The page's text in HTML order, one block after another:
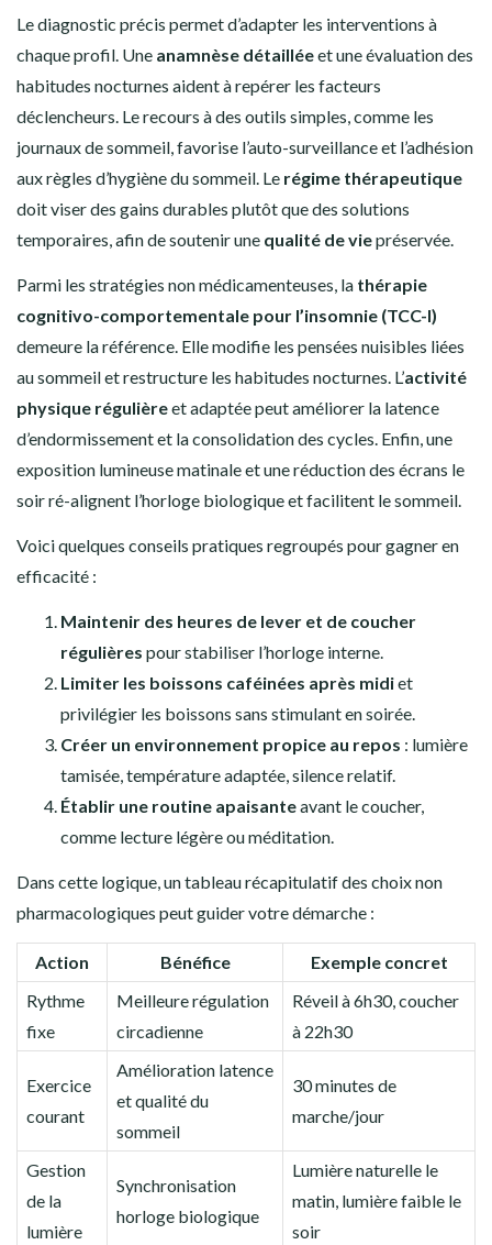
Le diagnostic précis permet d’adapter les interventions à
chaque profil. Une anamnèse détailléeet une évaluation des
habitudes nocturnes aident à repérer les facteurs
déclencheurs. Le recours à des outils simples, comme les
journaux de sommeil, favorise l’auto-surveillance et l’adhésion
aux règles d’hygiène du sommeil. Le régime thérapeutique
doit viser des gains durables plutôt que des solutions
temporaires, afin de soutenir une qualité de viepréservée.
Parmi les stratégies non médicamenteuses, la thérapie
cognitivo-comportementale pour l’insomnie (TCC-I)
demeure la référence. Elle modifie les pensées nuisibles liées
au sommeil et restructure les habitudes nocturnes. L’activité
physique régulièreet adaptée peut améliorer la latence
d’endormissement et la consolidation des cycles. Enfin, une
exposition lumineuse matinale et une réduction des écrans le
soir ré-alignent l’horloge biologique et facilitent le sommeil.
Voici quelques conseils pratiques regroupés pour gagner en
efficacité :
Maintenir des heures de lever et de coucher
régulières pour stabiliser l’horloge interne.
Limiter les boissons caféinées après midiet
privilégier les boissons sans stimulant en soirée.
Créer un environnement propice au repos : lumière
tamisée, température adaptée, silence relatif.
Établir une routine apaisanteavant le coucher,
comme lecture légère ou méditation.
Dans cette logique, un tableau récapitulatif des choix non
pharmacologiques peut guider votre démarche :
Action Bénéfice
Exemple concret
Rythme
fixe
Meilleure régulation
circadienne
Réveil à 6h30, coucher
à 22h30
Exercice
courant
Amélioration latence
et qualité du
sommeil
30 minutes de
marche/jour
Gestion
de la
lumière
Synchronisation
horloge biologique
Lumière naturelle le
matin, lumière faible le
soir